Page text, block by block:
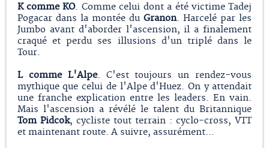
K comme KO. Comme celui dont a été victime Tadej
Pogacar dans la montée duGranon. Harcelé par les
Jumbo avant d'aborder l'ascension, il a finalement
craqué et perdu ses illusions d'un triplé dans le
Tour.
L comme L'Alpe. C'est toujours un rendez-vous
mythique que celui de l'Alpe d'Huez. On y attendait
une franche explication entre les leaders. En vain.
Mais l'ascension a révélé le talent du Britannique
Tom Pidcok, cycliste tout terrain : cyclo-cross, VTT
et maintenant route. A suivre, assurément...